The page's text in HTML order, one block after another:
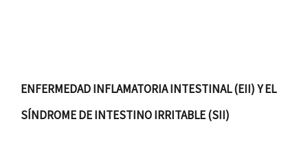
ENFERMEDAD INFLAMATORIA INTESTINAL (EII) Y EL
SÍNDROME DE INTESTINO IRRITABLE (SII)